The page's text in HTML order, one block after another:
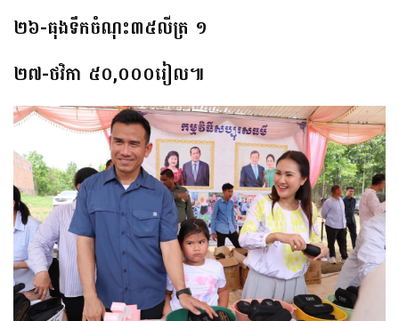
២៦-ធុងទឹកចំណុះ៣៥លីត្រ ១
២៧-ថវិកា ៥០,០០០រៀល៕